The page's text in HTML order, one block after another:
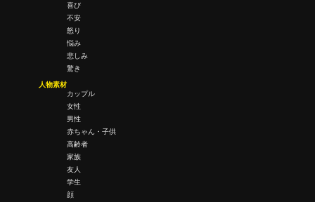
喜び
不安
怒り
悩み
悲しみ
驚き
人物素材
カップル
女性
男性
赤ちゃん・子供
高齢者
家族
友人
学生
顔